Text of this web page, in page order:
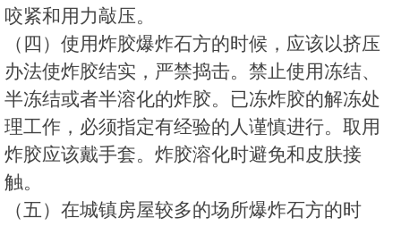
咬紧和用力敲压。
（四）使用炸胶爆炸石方的时候，应该以挤压
办法使炸胶结实，严禁捣击。禁止使用冻结、
半冻结或者半溶化的炸胶。已冻炸胶的解冻处
理工作，必须指定有经验的人谨慎进行。取用
炸胶应该戴手套。炸胶溶化时避免和皮肤接
触。
（五）在城镇房屋较多的场所爆炸石方的时